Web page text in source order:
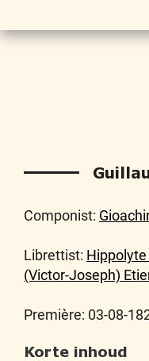
Componist:
Librettist: Hippolyte
(Victor-Joseph)
Première: 03-08-
Korte inhoud